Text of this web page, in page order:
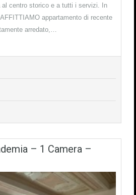
centro storico e a tutti i servizi. In
appartamento di recente
arredato,…
– 1 Camera –